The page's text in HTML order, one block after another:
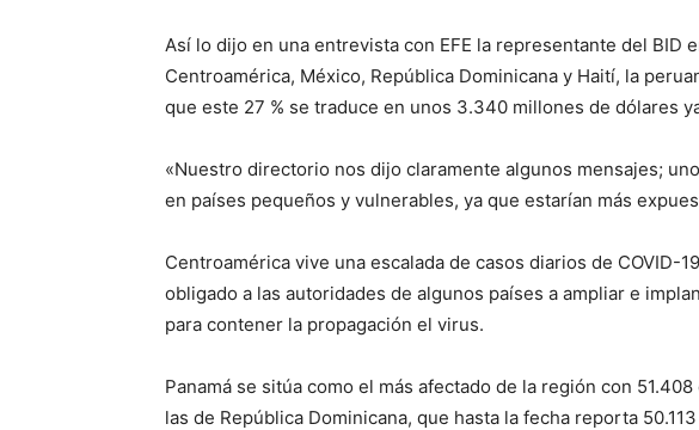
Así lo dijo en una entrevista con EFE la representante del BID
Centroamérica, México, República Dominicana y Haití, la
que este 27 % se traduce en unos 3.340 millones de dólares
«Nuestro directorio nos dijo claramente algunos mensajes;
en países pequeños y vulnerables, ya que estarían más
Centroamérica vive una escalada de casos diarios de COVID-
obligado a las autoridades de algunos países a ampliar e
para contener la propagación el virus.
Panamá se sitúa como el más afectado de la región con
las de República Dominicana, que hasta la fecha reporta